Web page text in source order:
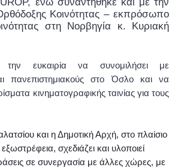
Κοινότητας – εκπρόσωπο
στη Νορβηγία κ. Κυριακή
την ευκαιρία να συνομιλήσει με
πανεπιστημιακούς στο Όσλο και να
κινηματογραφικής ταινίας για τους
και η Δημοτική Αρχή, στο πλαίσιο
εξωστρέφεια, σχεδιάζει και υλοποιεί
σε συνεργασία με άλλες χώρες, με